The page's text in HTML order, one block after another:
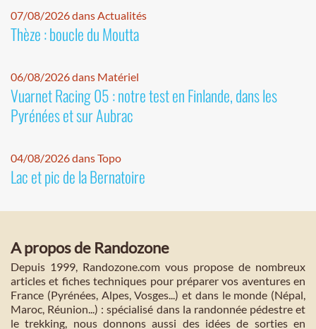
07/08/2026 dans Actualités
Thèze : boucle du Moutta
06/08/2026 dans Matériel
Vuarnet Racing 05 : notre test en Finlande, dans les
Pyrénées et sur Aubrac
04/08/2026 dans Topo
Lac et pic de la Bernatoire
A propos de Randozone
Depuis 1999, Randozone.com vous propose de nombreux
articles et fiches techniques pour préparer vos aventures en
France (Pyrénées, Alpes, Vosges...) et dans le monde (Népal,
Maroc, Réunion...) : spécialisé dans la randonnée pédestre et
le trekking, nous donnons aussi des idées de sorties en